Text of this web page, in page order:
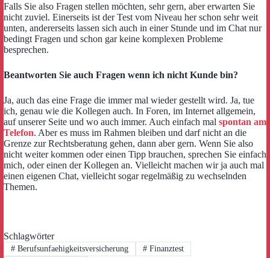
Falls Sie also Fragen stellen möchten, sehr gern, aber erwarten Sie
nicht zuviel. Einerseits ist der Test vom Niveau her schon sehr weit
unten, andererseits lassen sich auch in einer Stunde und im Chat nur
bedingt Fragen und schon gar keine komplexen Probleme
besprechen.
Beantworten Sie auch Fragen wenn ich nicht Kunde bin?
Ja, auch das eine Frage die immer mal wieder gestellt wird. Ja, tue
ich, genau wie die Kollegen auch. In Foren, im Internet allgemein,
auf unserer Seite und wo auch immer. Auch einfach mal spontan am
Telefon. Aber es muss im Rahmen bleiben und darf nicht an die
Grenze zur Rechtsberatung gehen, dann aber gern. Wenn Sie also
nicht weiter kommen oder einen Tipp brauchen, sprechen Sie einfach
mich, oder einen der Kollegen an. Vielleicht machen wir ja auch mal
einen eigenen Chat, vielleicht sogar regelmäßig zu wechselnden
Themen.
Schlagwörter
#Berufsunfaehigkeitsversicherung #Finanztest